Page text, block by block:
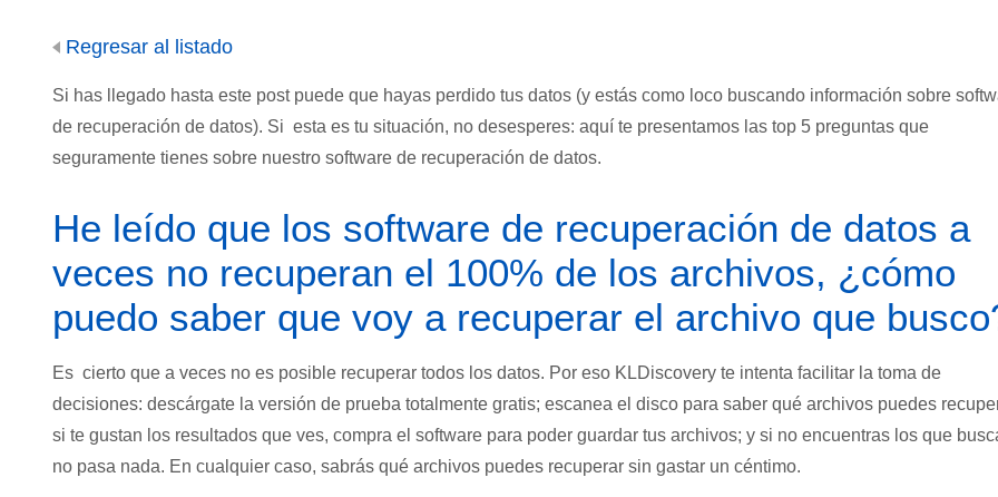
Regresar al listado
Si has llegado hasta este post puede que hayas perdido tus datos (y estás como loco buscando información sobre
de recuperación de datos). Si esta es tu situación, no desesperes: aquí te presentamos las top 5 preguntas que
seguramente tienes sobre nuestro software de recuperación de datos.
He leído que los software de recuperación de datos a
veces no recuperan el 100% de los archivos, ¿cómo
puedo saber que voy a recuperar el archivo que
Es cierto que a veces no es posible recuperar todos los datos. Por eso KLDiscovery te intenta facilitar la toma de
decisiones: descárgate la versión de prueba totalmente gratis; escanea el disco para saber qué archivos puedes
si te gustan los resultados que ves, compra el software para poder guardar tus archivos; y si no encuentras los que
no pasa nada. En cualquier caso, sabrás qué archivos puedes recuperar sin gastar un céntimo.